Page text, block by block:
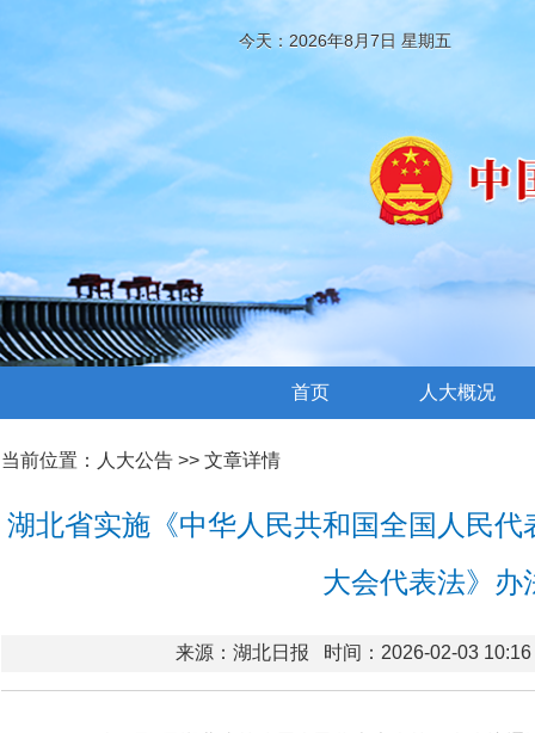
今天：2026年8月7日 星期五
首页 人大概况
当前位置： 人大公告 >> 文章详情
湖北省实施《中华人民共和国全国人民
大会代表法》办
来源：湖北日报 时间：2026-02-03 10:16